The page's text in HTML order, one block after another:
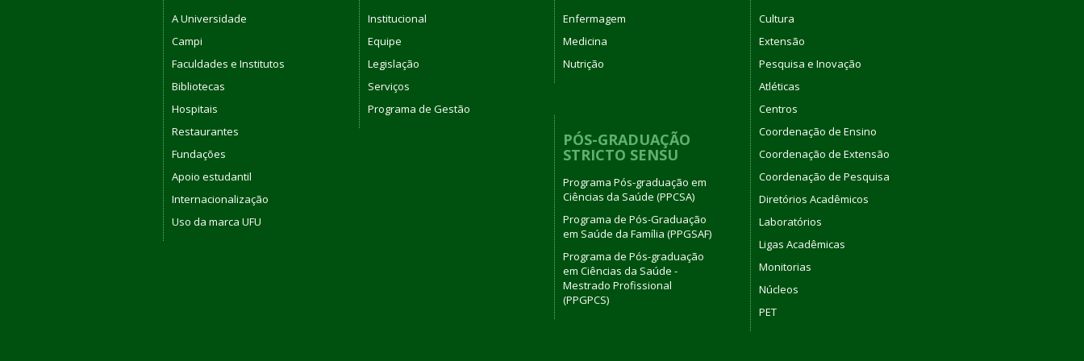
A Universidade
Campi
Faculdades e Institutos
Bibliotecas
Hospitais
Restaurantes
Fundações
Apoio estudantil
Internacionalização
Uso da marca UFU
Institucional
Equipe
Legislação
Serviços
Programa de Gestão
Enfermagem
Medicina
Nutrição
PÓS-GRADUAÇÃO
STRICTO SENSU
Programa Pós-graduação em
Ciências da Saúde (PPCSA)
Programa de Pós-Graduação
em Saúde da Família (PPGSAF)
Programa de Pós-graduação
em Ciências da Saúde -
Mestrado Profissional
(PPGPCS)
Cultura
Extensão
Pesquisa e Inovação
Atléticas
Centros
Coordenação de Ensino
Coordenação de Extensão
Coordenação de Pesquisa
Diretórios Acadêmicos
Laboratórios
Ligas Acadêmicas
Monitorias
Núcleos
PET